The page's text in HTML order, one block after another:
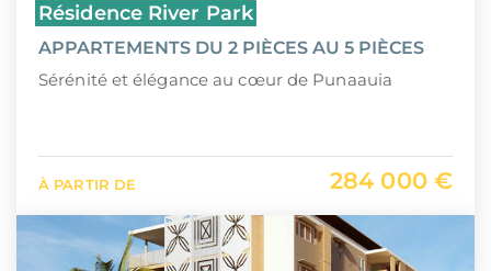
Résidence River Park
APPARTEMENTS DU 2 PIÈCES AU 5 PIÈCES
Sérénité et élégance au cœur de Punaauia
À PARTIR DE 284 000 €